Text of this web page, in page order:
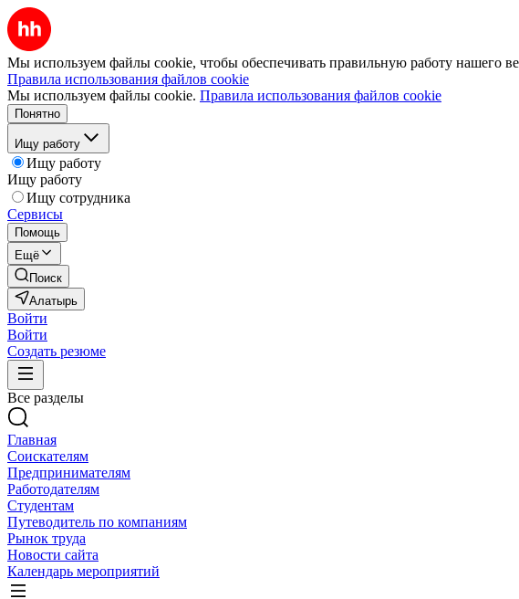
Мы используем файлы cookie, чтобы обеспечивать правильную работу нашего
Правила использования файлов cookie
Мы используем файлы cookie. Правила использования файлов cookie
Понятно
Ищу работу
Ищу работу
Ищу работу
Ищу сотрудника
Сервисы
Помощь
Ещё
Поиск
Алатырь
Войти
Войти
Создать резюме
Все разделы
Главная
Соискателям
Предпринимателям
Работодателям
Студентам
Путеводитель по компаниям
Рынок труда
Новости сайта
Календарь мероприятий